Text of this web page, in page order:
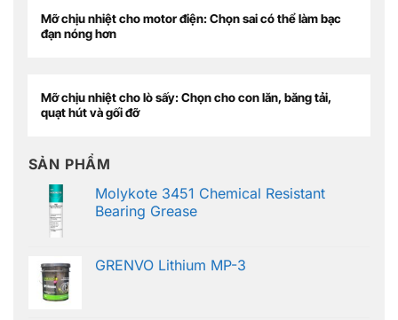
Mỡ chịu nhiệt cho motor điện: Chọn sai có thể làm bạc
đạn nóng hơn
Mỡ chịu nhiệt cho lò sấy: Chọn cho con lăn, băng tải,
quạt hút và gối đỡ
SẢN PHẨM
Molykote 3451 Chemical Resistant
Bearing Grease
GRENVO Lithium MP-3